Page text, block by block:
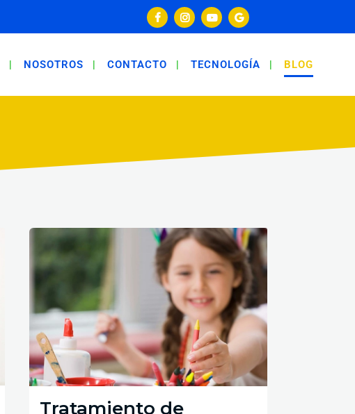
NOSOTROS CONTACTO TECNOLOGÍA BLOG
Tratamiento de